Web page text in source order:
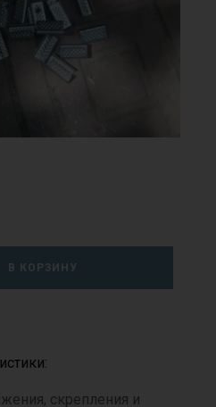
В КОРЗИНУ
скрепления и